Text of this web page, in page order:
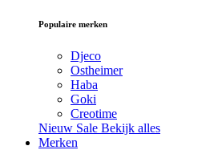
Populaire merken
Djeco
Ostheimer
Haba
Goki
Creotime
Nieuw Sale Bekijk alles
Merken